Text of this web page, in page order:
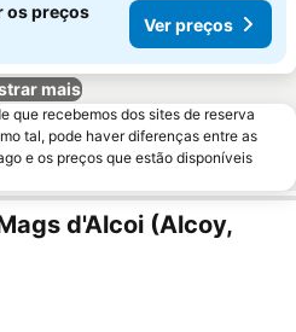
os preços
Ver preços
mais
que recebemos dos sites de reserva
tal, pode haver diferenças entre as
e os preços que estão disponíveis
d'Alcoi (Alcoy,